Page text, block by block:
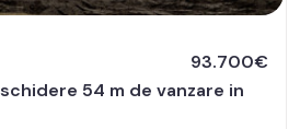
93.700€
54 m de vanzare in